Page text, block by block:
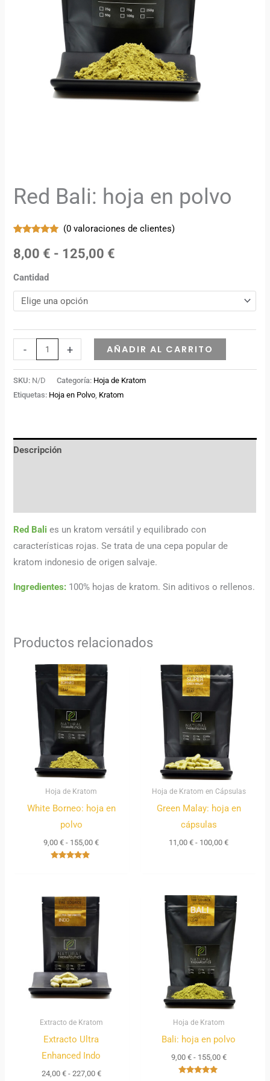
Red Bali: hoja en polvo
con5.00de
5 en base
valoraciones
(0 valoraciones de clientes)
8,00 € - 125,00 €
Cantidad
- + AÑADIR AL CARRITO
SKU: N/D Categoría: Hoja de Kratom
Etiquetas: Hoja en Polvo, Kratom
Descripción
Red Balies un kratom versátil y equilibrado con
características rojas. Se trata de una cepa popular de
kratom indonesio de origen salvaje.
Ingredientes: 100% hojas de kratom. Sin aditivos o rellenos.
Productos relacionados
Hoja de Kratom
White Borneo: hoja en
polvo
9,00€ - 155,00€
Rango
de
precios:
desde
9,00 €
hasta
155,00 €
Hoja de Kratom en Cápsulas
Green Malay: hoja en
cápsulas
11,00€ - 100,00€
Rango
de
precios:
desde
11,00 €
hasta
100,00 €
Extracto de Kratom
Extracto Ultra
Enhanced Indo
24,00 € - 227,00 €
Hoja de Kratom
Bali: hoja en polvo
9,00 € - 155,00 €
Rango
de
precios:
desde
9,00 €
hasta
155,00 €